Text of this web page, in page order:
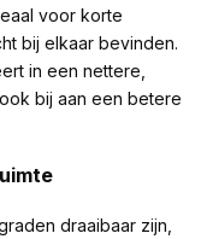
voor korte
bij elkaar bevinden.
in een nettere,
bij aan een betere
draaibaar zijn,